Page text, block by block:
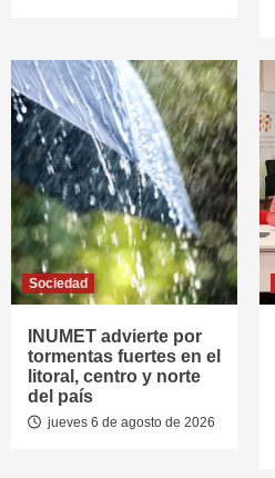
Sociedad
INUMET advierte por
tormentas fuertes en el
litoral, centro y norte
del país
jueves 6 de agosto de 2026